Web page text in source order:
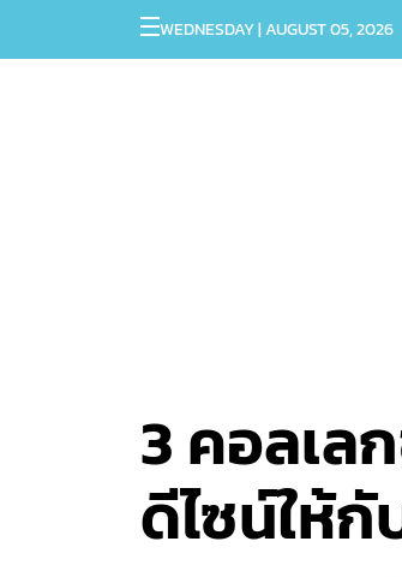
WEDNESDAY | AUGUST 05, 2026
3 คอลเล
ดีไซน์ให้